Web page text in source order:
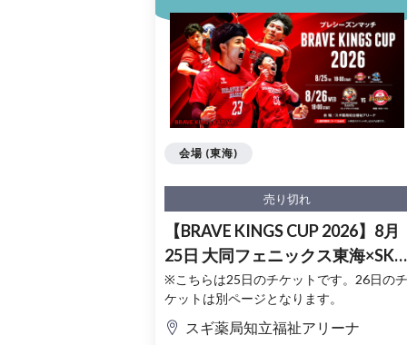
売り切れ
【BRAVE KINGS CUP 2026】8月
25日 大同フェニックス東海×SK
ホークス
※こちらは25日のチケットです。26日のチ
ケットは別ページとなります。
スギ薬局知立福祉アリーナ
会場 (東海)